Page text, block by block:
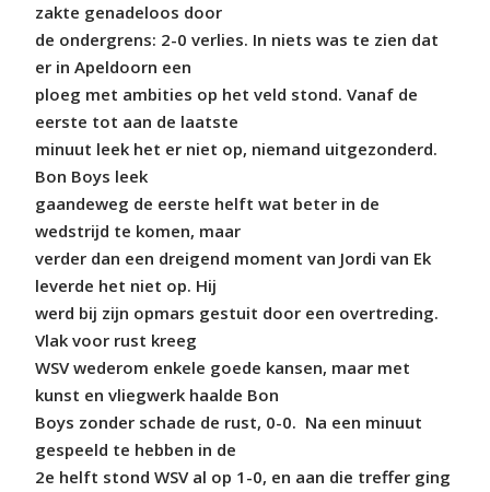
zakte genadeloos door
de ondergrens: 2-0 verlies. In niets was te zien dat
er in Apeldoorn een
ploeg met ambities op het veld stond. Vanaf de
eerste tot aan de laatste
minuut leek het er niet op, niemand uitgezonderd.
Bon Boys leek
gaandeweg de eerste helft wat beter in de
wedstrijd te komen, maar
verder dan een dreigend moment van Jordi van Ek
leverde het niet op. Hij
werd bij zijn opmars gestuit door een overtreding.
Vlak voor rust kreeg
WSV wederom enkele goede kansen, maar met
kunst en vliegwerk haalde Bon
Boys zonder schade de rust, 0-0. Na een minuut
gespeeld te hebben in de
2e helft stond WSV al op 1-0, en aan die treffer ging